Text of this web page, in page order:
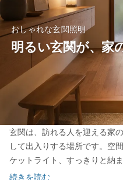
おしゃれな玄関照明
明るい玄関が、家
玄関は、訪れる人を迎える家
して出入りする場所です。空
ケットライト、すっきりと納
く照らすダウンライト、自動